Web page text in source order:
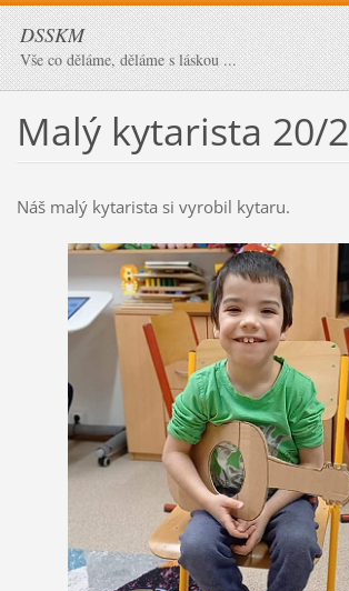
DSSKM
Vše co děláme, děláme s láskou ...
Malý kytarista 20/2
Náš malý kytarista si vyrobil kytaru.